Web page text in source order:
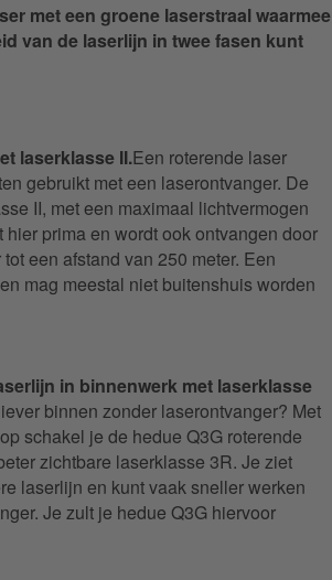
met een groene laserstraal waarmee
van de laserlijn in twee fasen kunt
laserklasse II.Een roterende laser
gebruikt met een laserontvanger. De
II, met een maximaal lichtvermogen
hier prima en wordt ook ontvangen door
een afstand van 250 meter. Een
mag meestal niet buitenshuis worden
in binnenwerk met laserklasse
binnen zonder laserontvanger? Met
schakel je de hedue Q3G roterende
zichtbare laserklasse 3R. Je ziet
laserlijn en kunt vaak sneller werken
Je zult je hedue Q3G hiervoor